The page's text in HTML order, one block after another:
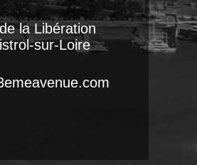
la Libération
sur-Loire